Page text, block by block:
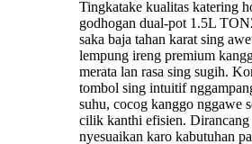
Tingkatake kualitas katering
godhogan dual-pot 1.5L
saka baja tahan karat sing
lempung ireng premium
merata lan rasa sing sugih.
tombol sing intuitif
suhu, cocog kanggo nggawe
cilik kanthi efisien. Dirancang
nyesuaikan karo kabutuhan